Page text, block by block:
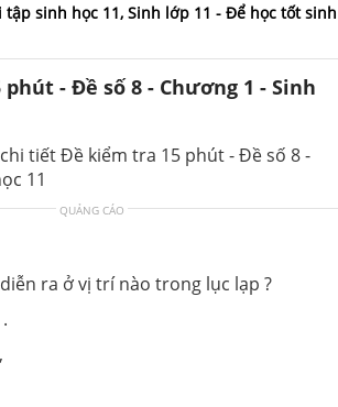
tập sinh học 11, Sinh lớp 11 - Để học tốt sinh
- Đề số 8 - Chương 1 - Sinh
tiết Đề kiểm tra 15 phút - Đề số 8 -
11
QUẢNG CÁO
ra ở vị trí nào trong lục lạp ?